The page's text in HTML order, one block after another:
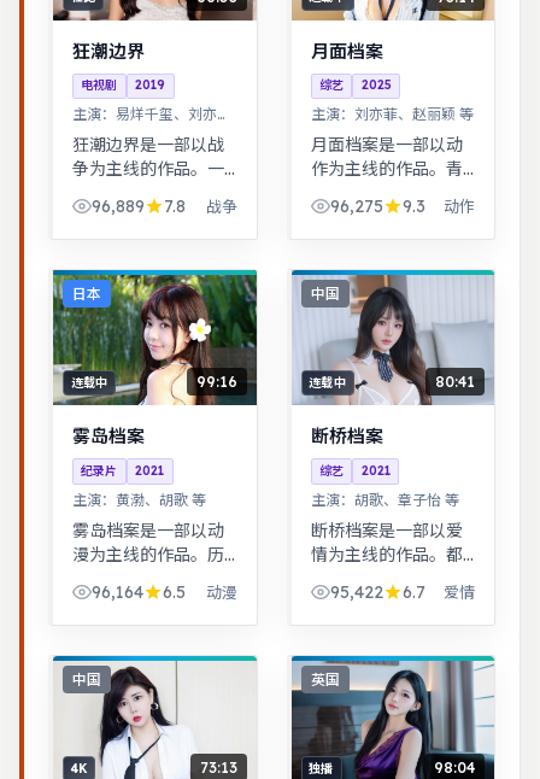
狂潮边界
电视剧 2019
主演： 易烊千玺、刘亦菲
等
狂潮边界是一部以战
争为主线的作品。一
桩旧案因新证据重启
调查，真相远比表面
更加残酷。公路片结
构串联多段际遇，配
乐与风景共同构成情
绪主线。
96,889 7.8 战争
月面档案
综艺 2025
主演： 刘亦菲、赵丽颖 等
月面档案是一部以动
作为主线的作品。青
春群像刻画校园与初
入社会的迷茫，细腻
温暖。平凡小人物在
时代浪潮里做出艰难
抉择，最终与自我和
解。
96,275 9.3 动作
日本
连载中 99:16
雾岛档案
纪录片 2021
主演： 黄渤、胡歌 等
雾岛档案是一部以动
漫为主线的作品。历
运，细节考究，叙事
沉稳。跨时空叙事结
二刷可发现更多细
节。
96,164 6.5 动漫
中国
连载中 80:41
断桥档案
综艺 2021
主演： 胡歌、章子怡 等
断桥档案是一部以爱
情为主线的作品。都
中走近彼此，笑泪交
织的成长故事。奇幻
收利落，适合系列化
追看。
95,422 6.7 爱情
中国
4K 73:13
英国
独播 98:04